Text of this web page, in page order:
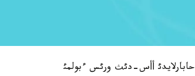
أأس-دئث ورئس ءبولمئ